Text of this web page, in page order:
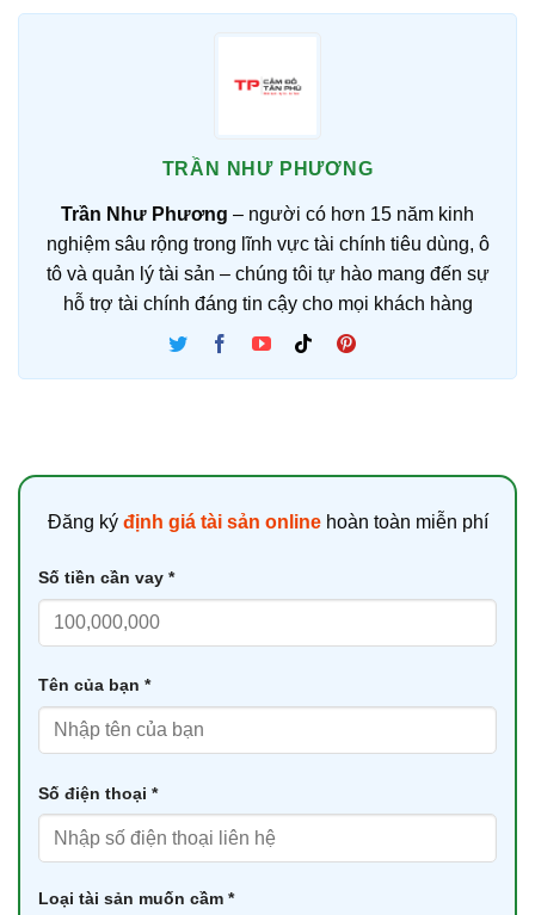
TRẦN NHƯ PHƯƠNG
Trần Như Phương – người có hơn 15 năm kinh
nghiệm sâu rộng trong lĩnh vực tài chính tiêu dùng, ô
tô và quản lý tài sản – chúng tôi tự hào mang đến sự
hỗ trợ tài chính đáng tin cậy cho mọi khách hàng
Đăng ký định giá tài sản onlinehoàn toàn miễn phí
Số tiền cần vay *
Tên của bạn *
Số điện thoại *
Loại tài sản muốn cầm *